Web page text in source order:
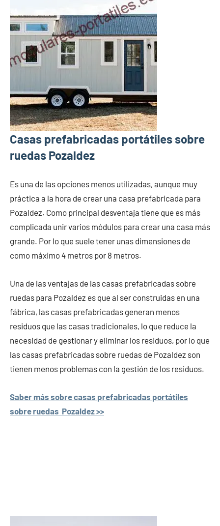
Casas prefabricadas portátiles sobre
ruedas Pozaldez
Es una de las opciones menos utilizadas, aunque muy
práctica a la hora de crear una casa prefabricada para
Pozaldez. Como principal desventaja tiene que es más
complicada unir varios módulos para crear una casa más
grande. Por lo que suele tener unas dimensiones de
como máximo 4 metros por 8 metros.
Una de las ventajas de las casas prefabricadas sobre
ruedas para Pozaldez es que al ser construidas en una
fábrica, las casas prefabricadas generan menos
residuos que las casas tradicionales, lo que reduce la
necesidad de gestionar y eliminar los residuos, por lo que
las casas prefabricadas sobre ruedas de Pozaldez son
tienen menos problemas con la gestión de los residuos.
Saber más sobre casas prefabricadas portátiles
sobre ruedas Pozaldez >>